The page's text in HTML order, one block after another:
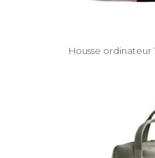
Housse ordinateur